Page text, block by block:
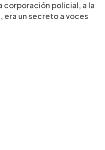
corporación policial, a la
era un secreto a voces